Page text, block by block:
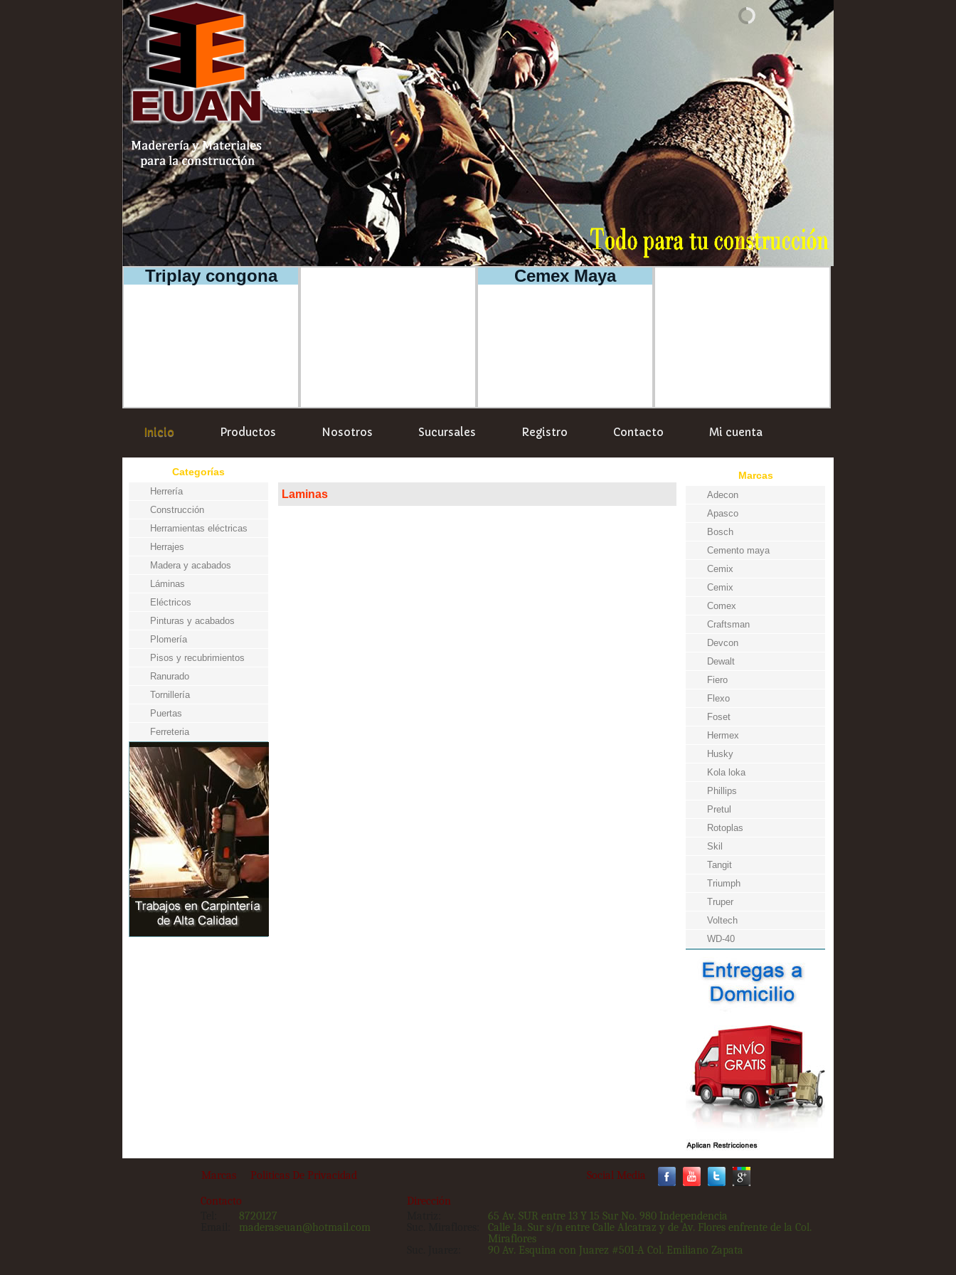
Triplay congona Cemex Maya
Inicio Productos Nosotros Sucursales Registro Contacto Mi cuenta
Categorías
Herrería
Construcción
Herramientas eléctricas
Herrajes
Madera y acabados
Láminas
Eléctricos
Pinturas y acabados
Plomería
Pisos y recubrimientos
Ranurado
Tornillería
Puertas
Ferreteria
Laminas
Marcas
Adecon
Apasco
Bosch
Cemento maya
Cemix
Cemix
Comex
Craftsman
Devcon
Dewalt
Fiero
Flexo
Foset
Hermex
Husky
Kola loka
Phillips
Pretul
Rotoplas
Skil
Tangit
Triumph
Truper
Voltech
WD-40
Marcas Politicas De Privacidad
Social Media
Contacto
8720127
maderaseuan@hotmail.com
Dirección
65 Av. SUR entre 13 Y 15 Sur No. 980 Independencia
Calle 1a. Sur s/n entre Calle Alcatraz y de Av. Flores enfrente de la Col.
Miraflores
90 Av. Esquina con Juarez #501-A Col. Emiliano Zapata